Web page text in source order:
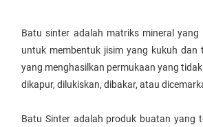
Batu sinter adalah matriks mineral yang
untuk membentuk jisim yang kukuh dan
yang menghasilkan permukaan yang
dikapur, dilukiskan, dibakar, atau
Batu Sinter adalah produk buatan yang